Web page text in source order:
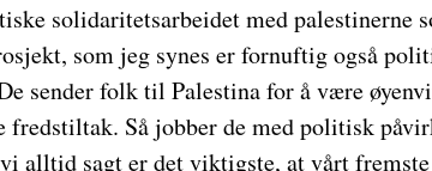
solidaritetsarbeidet med palestinerne
som jeg synes er fornuftig også
sender folk til Palestina for å være
fredstiltak. Så jobber de med politisk
alltid sagt er det viktigste, at vårt